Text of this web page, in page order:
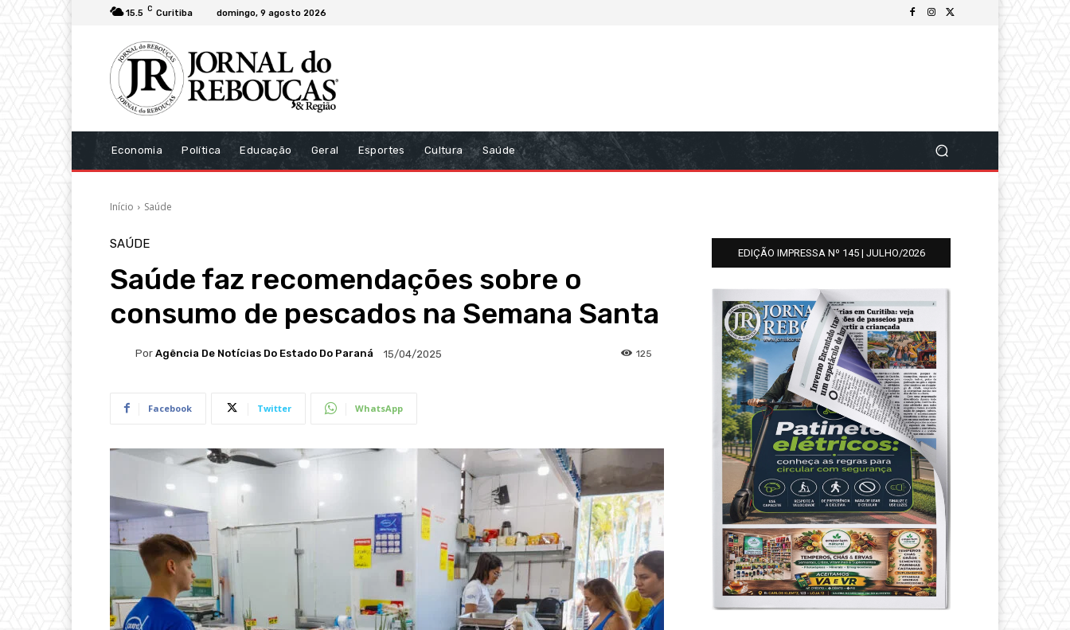
15.5 C Curitiba domingo, 9 agosto 2026
Economia Política Educação Geral Esportes Cultura Saúde
Início Saúde
SAÚDE
Saúde faz recomendações sobre o
consumo de pescados na Semana Santa
Por Agência De Notícias Do Estado Do Paraná 15/04/2025 125
Facebook Twitter WhatsApp
EDIÇÃO IMPRESSA Nº 145 | JULHO/2026